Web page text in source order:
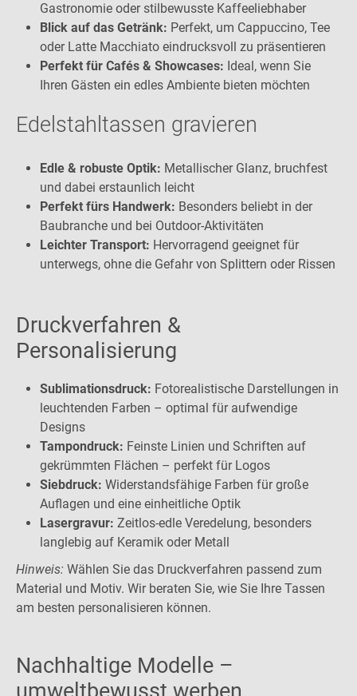
Gastronomie oder stilbewusste Kaffeeliebhaber
Blick auf das Getränk: Perfekt, um Cappuccino, Tee
oder Latte Macchiato eindrucksvoll zu präsentieren
Perfekt für Cafés & Showcases: Ideal, wenn Sie
Ihren Gästen ein edles Ambiente bieten möchten
Edelstahltassen gravieren
Edle & robuste Optik: Metallischer Glanz, bruchfest
und dabei erstaunlich leicht
Perfekt fürs Handwerk: Besonders beliebt in der
Baubranche und bei Outdoor-Aktivitäten
Leichter Transport: Hervorragend geeignet für
unterwegs, ohne die Gefahr von Splittern oder Rissen
Druckverfahren &
Personalisierung
Sublimationsdruck: Fotorealistische Darstellungen in
leuchtenden Farben – optimal für aufwendige
Designs
Tampondruck: Feinste Linien und Schriften auf
gekrümmten Flächen – perfekt für Logos
Siebdruck: Widerstandsfähige Farben für große
Auflagen und eine einheitliche Optik
Lasergravur: Zeitlos-edle Veredelung, besonders
langlebig auf Keramik oder Metall
Hinweis: Wählen Sie das Druckverfahren passend zum
Material und Motiv. Wir beraten Sie, wie Sie Ihre Tassen
am besten personalisieren können.
Nachhaltige Modelle –